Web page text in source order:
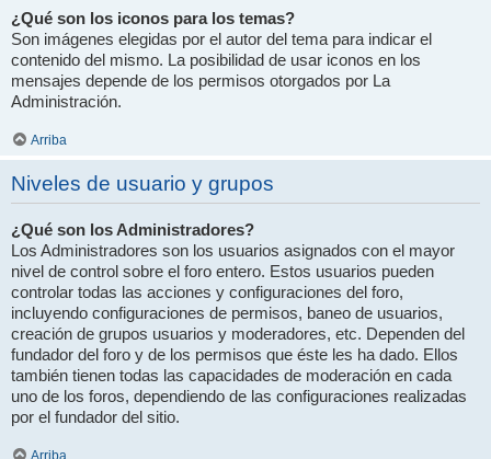
¿Qué son los iconos para los temas?
Son imágenes elegidas por el autor del tema para indicar el
contenido del mismo. La posibilidad de usar iconos en los
mensajes depende de los permisos otorgados por La
Administración.
Arriba
Niveles de usuario y grupos
¿Qué son los Administradores?
Los Administradores son los usuarios asignados con el mayor
nivel de control sobre el foro entero. Estos usuarios pueden
controlar todas las acciones y configuraciones del foro,
incluyendo configuraciones de permisos, baneo de usuarios,
creación de grupos usuarios y moderadores, etc. Dependen del
fundador del foro y de los permisos que éste les ha dado. Ellos
también tienen todas las capacidades de moderación en cada
uno de los foros, dependiendo de las configuraciones realizadas
por el fundador del sitio.